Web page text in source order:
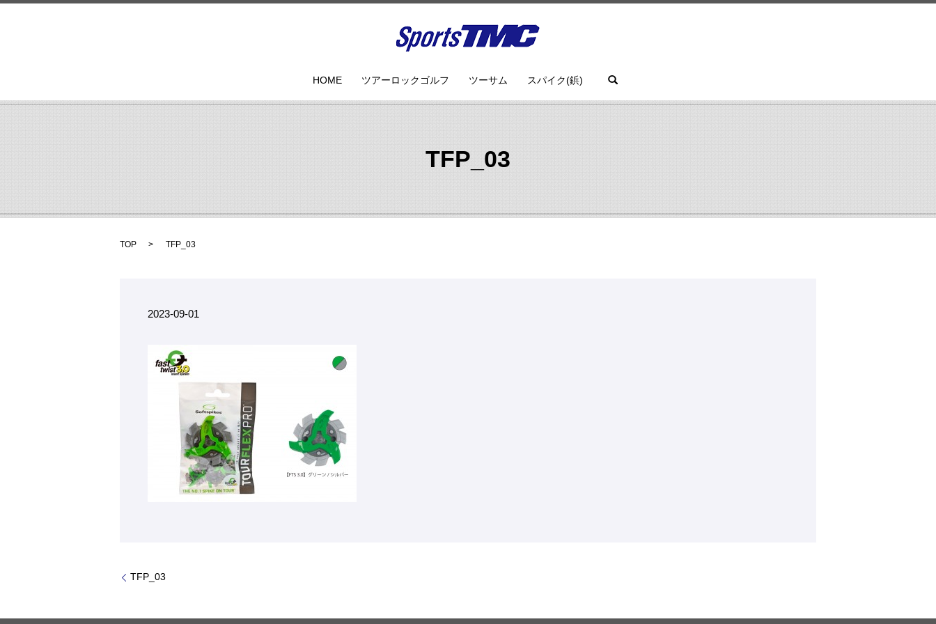
HOME ツアーロックゴルフ ツーサム スパイク(鋲)
TFP_03
TOP TFP_03
2023-09-01
TFP_03